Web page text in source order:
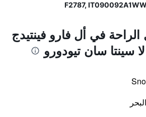
الراحة في أل فارو فينتيدج
سينتا سان تيودورو